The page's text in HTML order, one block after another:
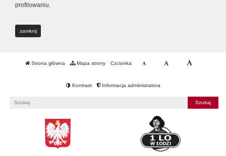
profilowaniu.
zamknij
Strona główna Mapa strony Czcionka
Kontrast Informacja administratora